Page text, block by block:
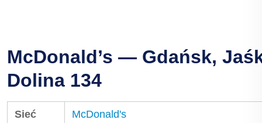
McDonald’s — Gdańsk,
Dolina 134
Sieć McDonald's